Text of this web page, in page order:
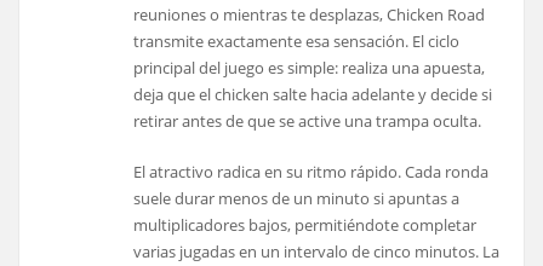
reuniones o mientras te desplazas, Chicken Road
transmite exactamente esa sensación. El ciclo
principal del juego es simple: realiza una apuesta,
deja que el chicken salte hacia adelante y decide si
retirar antes de que se active una trampa oculta.
El atractivo radica en su ritmo rápido. Cada ronda
suele durar menos de un minuto si apuntas a
multiplicadores bajos, permitiéndote completar
varias jugadas en un intervalo de cinco minutos. La